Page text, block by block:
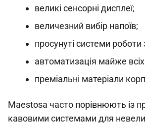
великі сенсорні дисплеї;
величезний вибір напоїв;
просунуті системи
автоматизація майже
преміальні матеріали
Maestosa часто порівнюють із
кавовими системами для